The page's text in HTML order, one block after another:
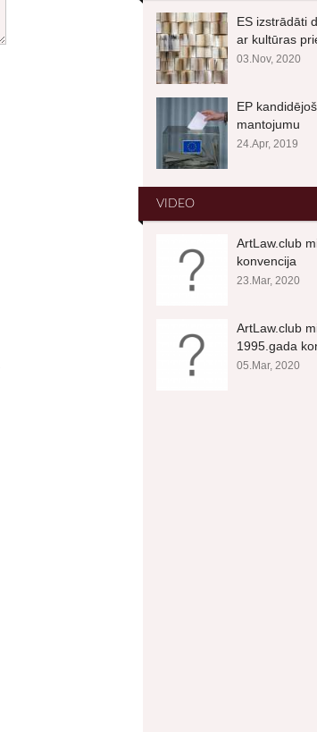
ES izstrādāti
ar kultūras
03.Nov, 2020
EP
mantojumu
24.Apr, 2019
VIDEO
ArtLaw.club
konvencija
23.Mar, 2020
ArtLaw.club
1995.gada
05.Mar, 2020